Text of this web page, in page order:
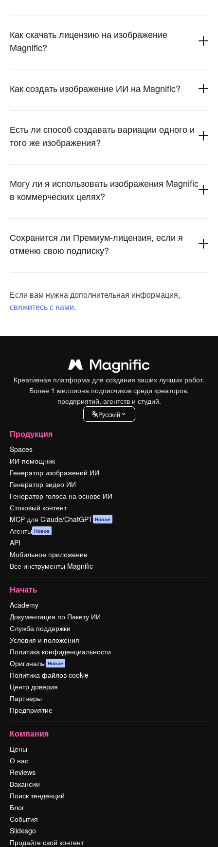
Как скачать лицензию на изображение
Magnific?
Как создать изображение ИИ на Magnific?
Есть ли способ создавать вариации одного и
того же изображения?
Могу ли я использовать изображения Magnific
в коммерческих целях?
Сохранится ли Премиум-лицензия, если я
отменю свою подписку?
Если вам нужна дополнительная информация,
свяжитесь с нами.
Креативная платформа для создания ваших лучших работ.
Более 1 миллиона подписчиков среди креаторов,
предприятий, агентств и студий.
Pусский
Продукция
Spaces
ИИ-помощник
Генератор изображений ИИ
Генератор видео ИИ
Генератор голоса на основе ИИ
Стоковый контент
MCP для Claude/ChatGPT Новое
Агенты Новое
API
Мобильное приложение
Все инструменты Magnific
Начать
Academy
Документация по Пакету ИИ
Служба поддержки
Условия и положения
Политика конфиденциальности
Оригиналы Новое
Политика файлов cookie
Центр доверия
Партнеры
Предприятие
Компания
Цены
О нас
Reviews
Вакансии
Поиск тенденций
Блог
События
Slidesgo
Продайте свой контент